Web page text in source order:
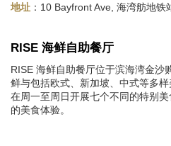
地址 ：10 Bayfront Ave, 海湾舫地铁
RISE 海鲜自助餐厅
RISE 海鲜自助餐厅位于滨海湾金沙
鲜与包括欧式、新加坡、中式等多
在周一至周日开展七个不同的特别
的美食体验。